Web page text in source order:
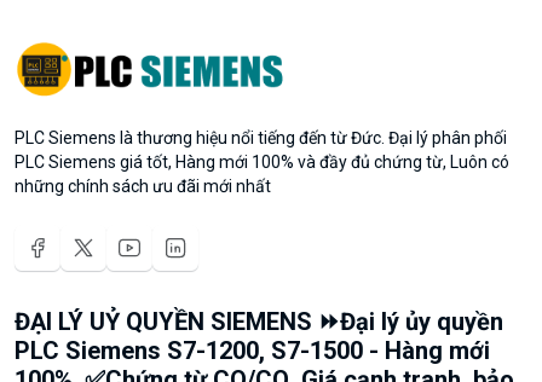
PLC Siemens là thương hiệu nổi tiếng đến từ Đức. Đại lý phân phối
PLC Siemens giá tốt, Hàng mới 100% và đầy đủ chứng từ, Luôn có
những chính sách ưu đãi mới nhất
ĐẠI LÝ UỶ QUYỀN SIEMENS ⏩Đại lý ủy quyền
PLC Siemens S7-1200, S7-1500 - Hàng mới